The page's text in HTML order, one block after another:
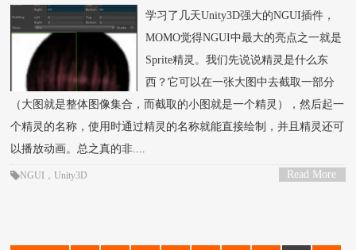
113835次
100 条评论
学习了几天Unity3D强大的NGUI插件，
MOMO觉得NGUI中最大的亮点之一就是
Sprite精灵。我们先说说精灵是什么东
西？它可以在一张大图中去截取一部分
（大图就是整体图像集合，而截取的小图就是一个精灵），然后起一
个精灵的名称，使用时通过精灵的名称就能直接绘制，并且精灵还可
以播放动画。总之真的非....
Read More
NGUI ，Unity3D